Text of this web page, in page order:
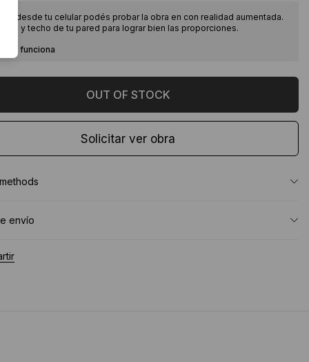
desde tu celular podés probar la obra en con realidad aumentada.
y techo de tu pared para lograr bien las proporciones.
funciona
Solicitar ver obra
envío